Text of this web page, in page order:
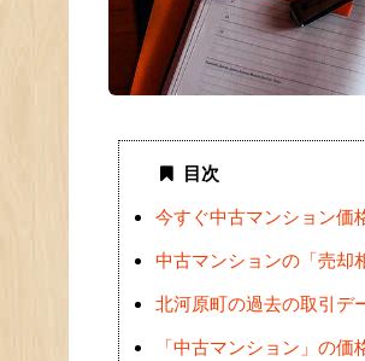
目次
今すぐ中古マンション価
中古マンションの「売却
北河原町の過去の取引デ
「中古マンション」の価